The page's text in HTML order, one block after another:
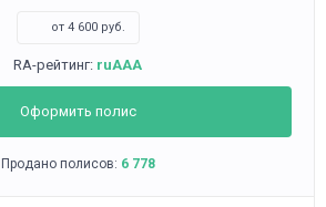
от 4 600 руб.
RA-рейтинг: ruAAA
Оформить полис
Продано полисов: 6 778